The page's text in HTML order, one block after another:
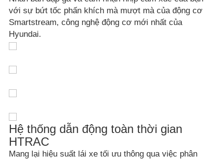
với sự bứt tốc phấn khích mà mượt mà của động cơ
Smartstream, công nghệ động cơ mới nhất của
Hyundai.
Hệ thống dẫn động toàn thời gian
HTRAC
Mang lại hiệu suất lái xe tối ưu thông qua việc phân